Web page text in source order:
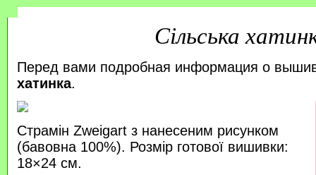
Сільська
Перед вами подробная информация о
хатинка.
Страмін Zweigart з нанесеним рисунком
(бавовна 100%). Розмір готової вишивки:
18×24 см.